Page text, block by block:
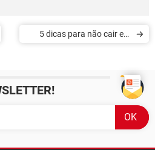
5 dicas para não cair em